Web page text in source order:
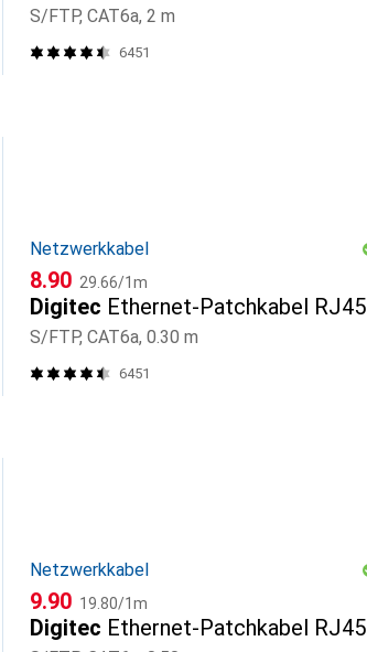
S/FTP, CAT6a, 2 m
6451
Netzwerkkabel
CHF
8.90 CHF
29.66/1m
Digitec Ethernet-Patchkabel RJ45
S/FTP, CAT6a, 0.30 m
6451
Netzwerkkabel
CHF
9.90 CHF
19.80/1m
Digitec Ethernet-Patchkabel RJ45